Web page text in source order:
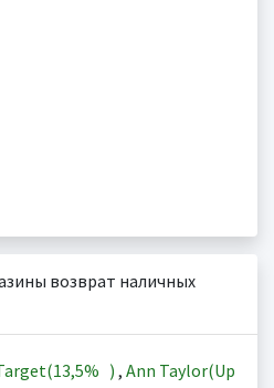
возврат наличных
13,5% ) , Ann Taylor(Up